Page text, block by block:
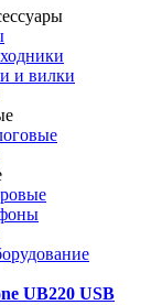
и вилки
UB220 USB